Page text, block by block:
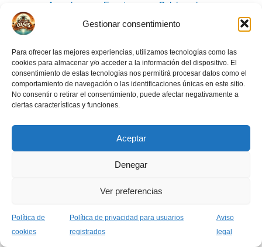
Gestionar consentimiento
Para ofrecer las mejores experiencias, utilizamos tecnologías como las
cookies para almacenar y/o acceder a la información del dispositivo. El
consentimiento de estas tecnologías nos permitirá procesar datos como el
comportamiento de navegación o las identificaciones únicas en este sitio.
No consentir o retirar el consentimiento, puede afectar negativamente a
ciertas características y funciones.
Aceptar
Denegar
Ver preferencias
Política de
cookies
Política de privacidad para usuarios
registrados
Aviso
legal
Acceder Eventos
Colaboradores
Carnet OASIS
Crea tu evento
Aviso legal
Política de privacidad usuarios
Todos los derechos © 2026 Asociación Grupo Oasis